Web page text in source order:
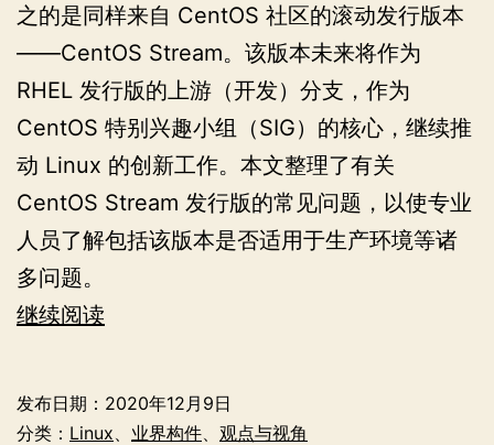
之的是同样来自 CentOS 社区的滚动发行版本
——CentOS Stream。该版本未来将作为
RHEL 发行版的上游（开发）分支，作为
CentOS 特别兴趣小组（SIG）的核心，继续推
动 Linux 的创新工作。本文整理了有关
CentOS Stream 发行版的常见问题，以使专业
人员了解包括该版本是否适用于生产环境等诸
多问题。
继续阅读
适
发布日期： 2020年12月9日
分类： Linux 业界构件
观点与视角